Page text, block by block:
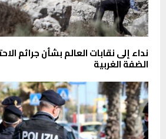
نداء إلى نقابات العالم بشأن جرائم
الضفة الغربية